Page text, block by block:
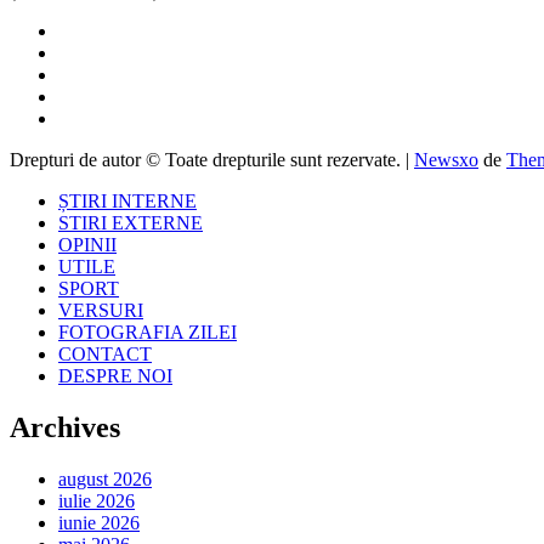
Drepturi de autor © Toate drepturile sunt rezervate. | Newsxo de
ȘTIRI INTERNE
STIRI EXTERNE
OPINII
UTILE
SPORT
VERSURI
FOTOGRAFIA ZILEI
CONTACT
DESPRE NOI
Archives
august 2026
iulie 2026
iunie 2026